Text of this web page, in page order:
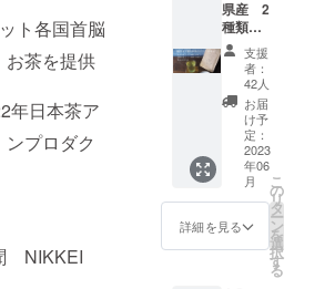
ト各国首脳
茶を提供
年日本茶ア
プロダク
NIKKEI
×2(TEA
STAND
GEN
YAMAT
E (茶立
玄 山手)
で使え
るチ
ケッ
ト。ど
のお茶
でも一
種類お
県産 2
種類の
新茶飲
み比べ
セット
のお返
し】 ・
2023年
度 で
きたて
の新茶
（煎
茶）
（広島
県産）
（20g）
支援
者：
42人
お届
け予
定：
2023
年06
月
詳細を見る
こ
の
リ
タ
ー
ン
を
選
択
す
る